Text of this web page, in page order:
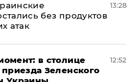
без продуктов
атак
13:28
в столице
Зеленского
12:52